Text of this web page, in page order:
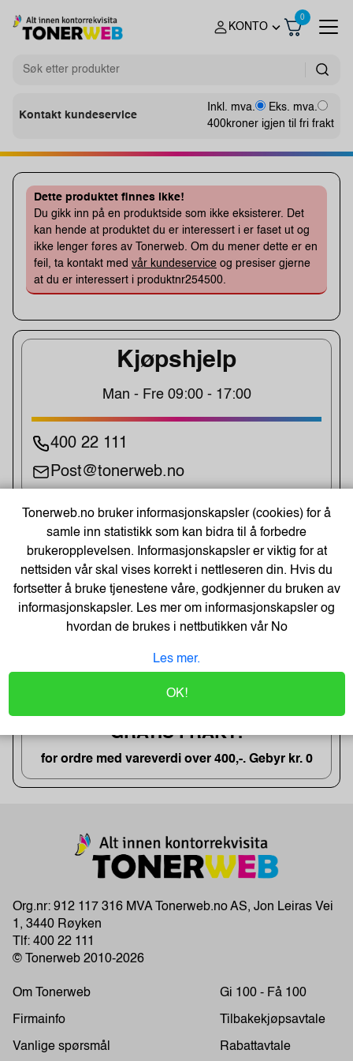
KONTO
0
Kontakt kundeservice
Inkl. mva.
Eks. mva.
400kroner igjen til fri frakt
Kjøpshjelp
Man - Fre 09:00 - 17:00
400 22 111
Post@tonerweb.no
UKENS TILBUD!
GRATIS FRAKT!
for ordre med vareverdi over 400,-. Gebyr kr. 0
Dette produktet finnes ikke!
Du gikk inn på en produktside som ikke eksisterer. Det
kan hende at produktet du er interessert i er faset ut og
ikke lenger føres av Tonerweb. Om du mener dette er en
feil, ta kontakt med vår kundeservice og presiser gjerne
at du er interessert i produktnr254500.
Org.nr: 912 117 316 MVA Tonerweb.no AS, Jon Leiras Vei
1, 3440 Røyken
Tlf: 400 22 111
© Tonerweb 2010-2026
Om Tonerweb
Firmainfo
Vanlige spørsmål
Gi 100 - Få 100
Tilbakekjøpsavtale
Rabattavtale
Tonerweb.no bruker informasjonskapsler (cookies) for å
samle inn statistikk som kan bidra til å forbedre
brukeropplevelsen. Informasjonskapsler er viktig for at
nettsiden vår skal vises korrekt i nettleseren din. Hvis du
fortsetter å bruke tjenestene våre, godkjenner du bruken av
informasjonskapsler. Les mer om informasjonskapsler og
hvordan de brukes i nettbutikken vårNo
Les mer.
OK!